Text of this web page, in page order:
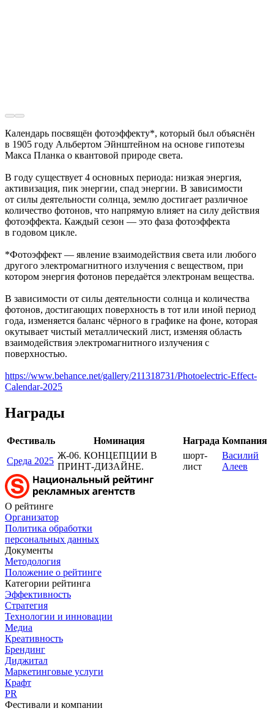
Календарь посвящён фотоэффекту*, который был объяснён
в 1905 году Альбертом Эйнштейном на основе гипотезы
Макса Планка о квантовой природе света.
В году существует 4 основных периода: низкая энергия,
активизация, пик энергии, спад энергии. В зависимости
от силы деятельности солнца, землю достигает различное
количество фотонов, что напрямую влияет на силу действия
фотоэффекта. Каждый сезон — это фаза фотоэффекта
в годовом цикле.
*Фотоэффект — явление взаимодействия света или любого
другого электромагнитного излучения с веществом, при
котором энергия фотонов передаётся электронам вещества.
В зависимости от силы деятельности солнца и количества
фотонов, достигающих поверхность в тот или иной период
года, изменяется баланс чёрного в графике на фоне, которая
окутывает чистый металлический лист, изменяя область
взаимодействия электромагнитного излучения с
поверхностью.
https://www.behance.net/gallery/211318731/Photoelectric-Effect-
Calendar-2025
Награды
Фестиваль Номинация Награда Компания
Среда 2025
Ж-06. КОНЦЕПЦИИ В
ПРИНТ-ДИЗАЙНЕ.
шорт-
лист
Василий
Алеев
О рейтинге
Организатор
Политика обработки
персональных данных
Документы
Методология
Положение о рейтинге
Категории рейтинга
Эффективность
Стратегия
Технологии и инновации
Медиа
Креативность
Брендинг
Диджитал
Маркетинговые услуги
Крафт
PR
Фестивали и компании